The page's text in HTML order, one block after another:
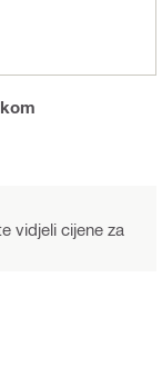
vidjeli cijene za